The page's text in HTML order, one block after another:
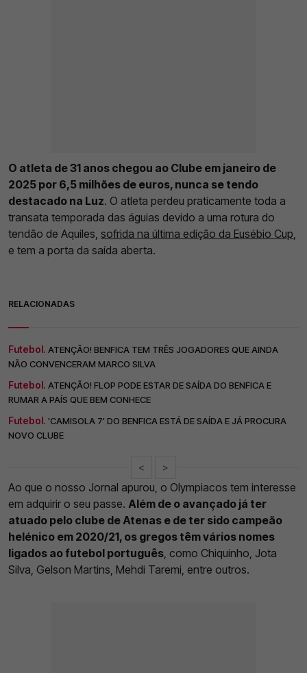
O atleta de 31 anos chegou ao Clube em janeiro de
2025 por 6,5 milhões de euros, nunca se tendo
destacado na Luz. O atleta perdeu praticamente toda a
transata temporada das águias devido a uma rotura do
tendão de Aquiles, sofrida na última edição da Eusébio Cup
e tem a porta da saída aberta.
RELACIONADAS
Futebol. ATENÇÃO! BENFICA TEM TRÊS JOGADORES QUE AINDA
NÃO CONVENCERAM MARCO SILVA
Futebol. ATENÇÃO! FLOP PODE ESTAR DE SAÍDA DO BENFICA E
RUMAR A PAÍS QUE BEM CONHECE
Futebol. 'CAMISOLA 7' DO BENFICA ESTÁ DE SAÍDA E JÁ PROCURA
NOVO CLUBE
< >
Ao que o nosso Jornal apurou, o Olympiacos tem interesse
em adquirir o seu passe. Além de o avançado já ter
atuado pelo clube de Atenas e de ter sido campeão
helénico em 2020/21, os gregos têm vários nomes
ligados ao futebol português , como Chiquinho, Jota
Silva, Gelson Martins, Mehdi Taremi, entre outros.